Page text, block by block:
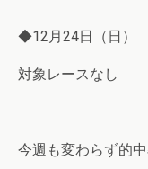
◆12月24日（日）
対象レースなし
今週も変わらず的中